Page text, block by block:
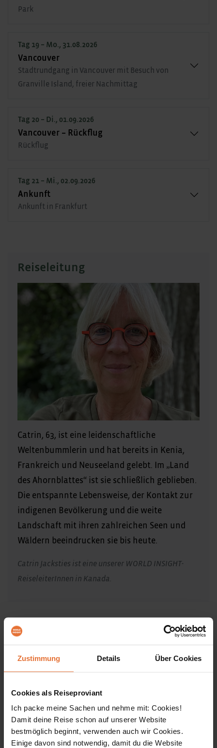
Zustimmung Details Über Cookies
Cookies als Reiseproviant
Ich packe meine Sachen und nehme mit: Cookies!
Damit deine Reise schon auf unserer Website
bestmöglich beginnt, verwenden auch wir Cookies.
Einige davon sind notwendig, damit du die Website
Park
Tag 19 – Mo., 31.08.2026
Vancouver
Stadtrundgang in Vancouver mit Besuch von
Granville Island, freier Nachmittag
Tag 20 – Di., 01.09.2026
Vancouver – Rückflug
Rückflug
Tag 21 – Mi., 02.09.2026
Ankunft
Ankunft in Frankfurt
Reiseleitung
Catrin, 63, ist eine leidenschaftliche
Weltenbummlerin und hat bereits in Kenia,
Frankreich und Neuseeland gelebt. Im „Land
des Ahornblattes“ ist sie schließlich geblieben.
Die entspannte Lebensweise, der Kontakt zur
indigenen Bevölkerung und die weite
Landschaft mit ihren zahlreichen Seen und
Wäldern beeindrucken sie bis heute.
Catrin Jacksties ist eine unserer WORLD INSIGHT-
ReiseleiterInnen in Kanada.
Reiseinfos
Einreisebestimmungen & Impfungen
Anforderungen & reisespezifische Hinweise
Verpflegung